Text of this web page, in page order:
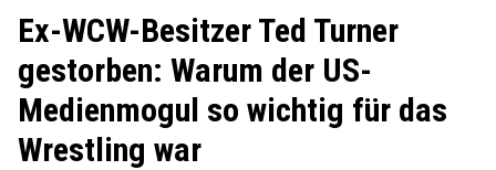
Ex-WCW-Besitzer Ted Turner
gestorben: Warum der US-
Medienmogul so wichtig für das
Wrestling war